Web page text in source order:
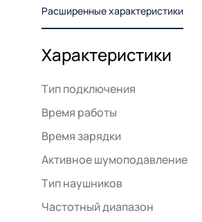
Расширенные характеристики
Характеристики
Тип подключения
Время работы
Время зарядки
Активное шумоподавление
Тип наушников
Частотный диапазон